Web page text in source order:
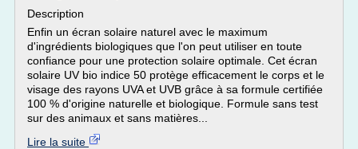
Description
Enfin un écran solaire naturel avec le maximum
d'ingrédients biologiques que l'on peut utiliser en toute
confiance pour une protection solaire optimale. Cet écran
solaire UV bio indice 50 protège efficacement le corps et le
visage des rayons UVA et UVB grâce à sa formule certifiée
100 % d'origine naturelle et biologique. Formule sans test
sur des animaux et sans matières...
Lire la suite